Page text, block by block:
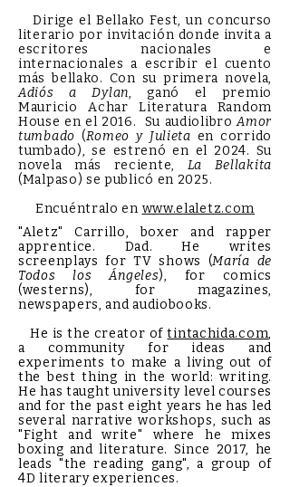
Dirige el Bellako Fest, un concurso
literario por invitación donde invita a
escritores nacionales e
internacionales a escribir el cuento
más bellako. Con su primera novela,
Adiós a Dylan, ganó el premio
Mauricio Achar Literatura Random
House en el 2016. Su audiolibroAmor
tumbado (Romeo y Julieta en corrido
tumbado), se estrenó en el 2024. Su
novela más reciente, La Bellakita
(Malpaso) se publicó en 2025.
Encuéntralo en www.elaletz.com
"Aletz" Carrillo, boxer and rapper
apprentice. Dad. He writes
screenplays for TV shows (María de
Todos los Ángeles), for comics
(westerns), for magazines,
newspapers, and audiobooks.
He is the creator oftintachida.com,
a community for ideas and
experiments to make a living out of
the best thing in the world: writing.
He has taught university level courses
and for the past eight years he has led
several narrative workshops, such as
"Fight and write" where he mixes
boxing and literature. Since 2017, he
leads "the reading gang", a group of
4D literary experiences.